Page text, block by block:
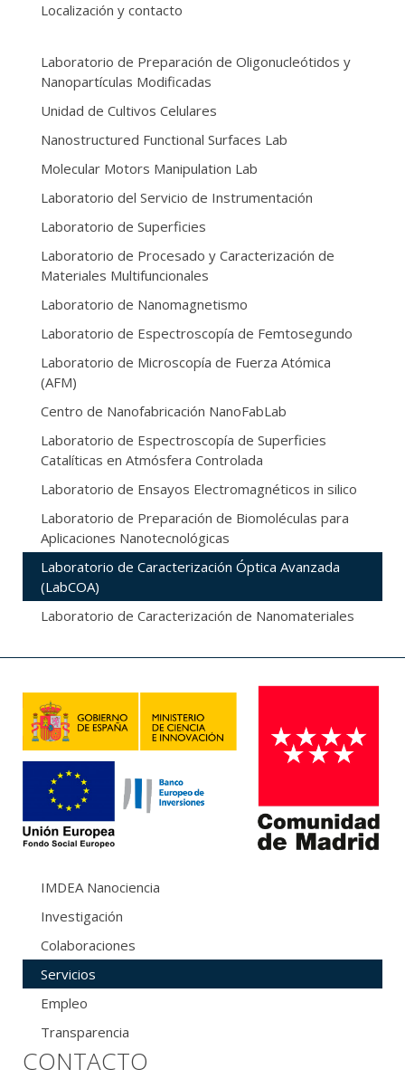
Localización y contacto
Laboratorio de Preparación de Oligonucleótidos y
Nanopartículas Modificadas
Unidad de Cultivos Celulares
Nanostructured Functional Surfaces Lab
Molecular Motors Manipulation Lab
Laboratorio del Servicio de Instrumentación
Laboratorio de Superficies
Laboratorio de Procesado y Caracterización de
Materiales Multifuncionales
Laboratorio de Nanomagnetismo
Laboratorio de Espectroscopía de Femtosegundo
Laboratorio de Microscopía de Fuerza Atómica
(AFM)
Centro de Nanofabricación NanoFabLab
Laboratorio de Espectroscopía de Superficies
Catalíticas en Atmósfera Controlada
Laboratorio de Ensayos Electromagnéticos in silico
Laboratorio de Preparación de Biomoléculas para
Aplicaciones Nanotecnológicas
Laboratorio de Caracterización Óptica Avanzada
(LabCOA)
Laboratorio de Caracterización de Nanomateriales
IMDEA Nanociencia
Investigación
Colaboraciones
Servicios
Empleo
Transparencia
CONTACTO